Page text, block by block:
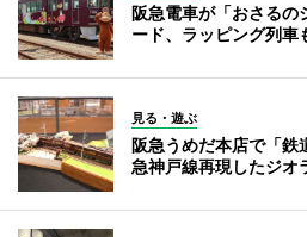
阪急電車が「おさる
ード、ラッピング列車
見る・遊ぶ
阪急うめだ本店で「
急神戸線再現したジオ